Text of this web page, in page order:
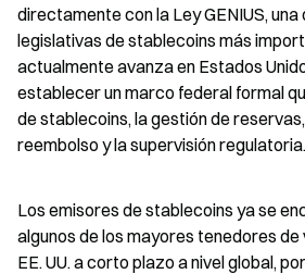
directamente con la Ley GENIUS, una
legislativas de stablecoins más
actualmente avanza en Estados
establecer un marco federal formal
de stablecoins, la gestión de
reembolso y la supervisión regulatoria.
Los emisores de stablecoins ya se
algunos de los mayores tenedores
EE. UU. a corto plazo a nivel global,